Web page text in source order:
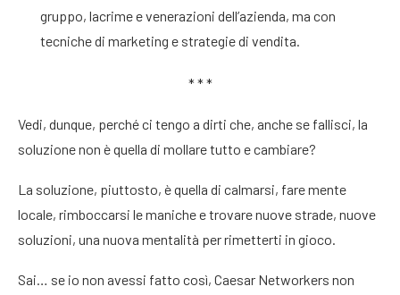
gruppo, lacrime e venerazioni dell’azienda, ma con
tecniche di marketing e strategie di vendita.
* * *
Vedi, dunque, perché ci tengo a dirti che, anche se fallisci, la
soluzione non è quella di mollare tutto e cambiare?
La soluzione, piuttosto, è quella di calmarsi, fare mente
locale, rimboccarsi le maniche e trovare nuove strade, nuove
soluzioni, una nuova mentalità per rimetterti in gioco.
Sai… se io non avessi fatto così, Caesar Networkers non